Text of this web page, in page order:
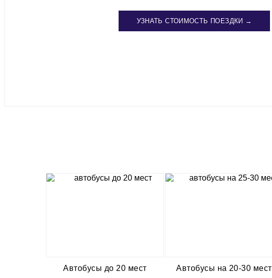
УЗНАТЬ СТОИМОСТЬ ПОЕЗДКИ →
Автобусы до 20 мест Автобусы на 20-30 мест